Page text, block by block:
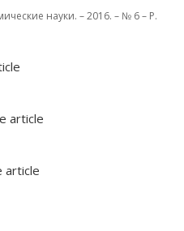
науки. – 2016. – № 6 – P.
article
article